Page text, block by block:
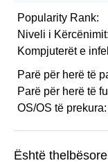
Popularity Rank:
Niveli i Kërcënimit:
Kompjuterët e
Parë për herë të
Parë për herë të
OS/OS të prekura:
Është